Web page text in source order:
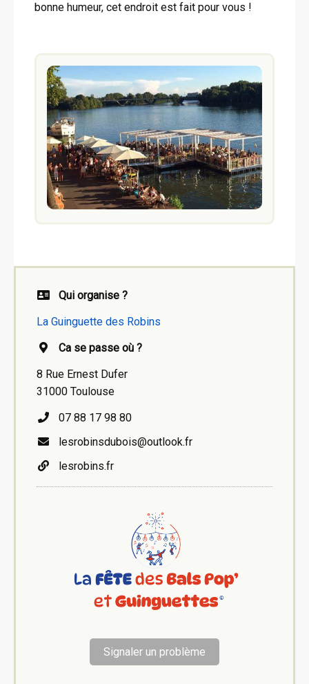
bonne humeur, cet endroit est fait pour vous !
Qui organise ?
La Guinguette des Robins
Ca se passe où ?
8 Rue Ernest Dufer
31000 Toulouse
07 88 17 98 80
lesrobinsdubois@outlook.fr
lesrobins.fr
Signaler un problème